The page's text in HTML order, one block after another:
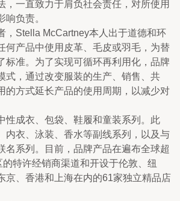
，一直致力于肩负社会责任，对所使用
响负责。
，Stella McCartney本人出于道德和环
何产品中使用皮革、毛皮或羽毛，为替
标准。为了实现可循环再利用化，品牌
式，通过改变服装的生产、销售、共
的方式延长产品的使用周期，以减少对
性成衣、包袋、鞋履和童装系列。此
内衣、泳装、香水等副线系列，以及与
名系列。目前，品牌产品在遍布全球超
特许经销商渠道和开设于伦敦、纽
京、香港和上海在内的61家独立精品店